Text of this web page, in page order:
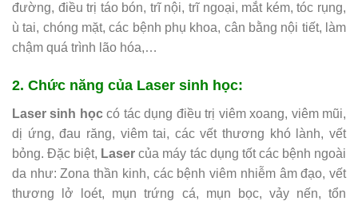
đường, điều trị táo bón, trĩ nội, trĩ ngoại, mắt kém, tóc rụng,
ù tai, chóng mặt, các bệnh phụ khoa, cân bằng nội tiết, làm
chậm quá trình lão hóa,…
2. Chức năng của Laser sinh học:
Laser sinh họccó tác dụng điều trị viêm xoang, viêm mũi,
dị ứng, đau răng, viêm tai, các vết thương khó lành, vết
bỏng. Đặc biệt, Laser của máy tác dụng tốt các bệnh ngoài
da như: Zona thần kinh, các bệnh viêm nhiễm âm đạo, vết
thương lở loét, mụn trứng cá, mụn bọc, vảy nến, tổn